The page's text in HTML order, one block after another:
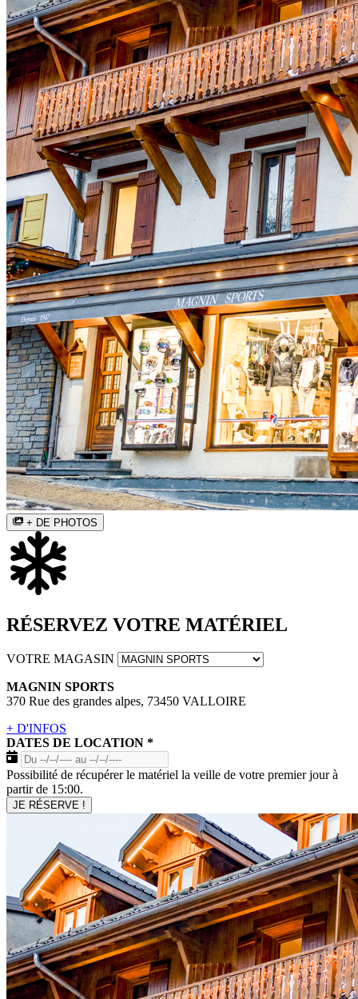
+ DE PHOTOS
RÉSERVEZ VOTRE MATÉRIEL
VOTRE MAGASIN
MAGNIN SPORTS
370 Rue des grandes alpes, 73450 VALLOIRE
+ D'INFOS
DATES DE LOCATION *
Possibilité de récupérer le matériel la veille de votre premier jour à
partir de 15:00.
JE RÉSERVE !